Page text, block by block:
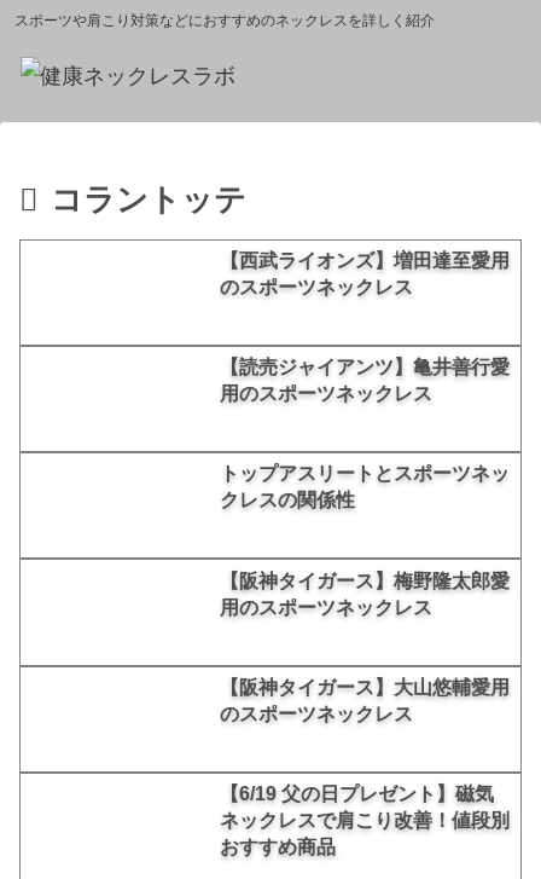
スポーツや肩こり対策などにおすすめのネックレスを詳しく紹介
コラントッテ
【西武ライオンズ】増田達至愛用
のスポーツネックレス
【読売ジャイアンツ】亀井善行愛
用のスポーツネックレス
トップアスリートとスポーツネッ
クレスの関係性
【阪神タイガース】梅野隆太郎愛
用のスポーツネックレス
【阪神タイガース】大山悠輔愛用
のスポーツネックレス
【6/19 父の日プレゼント】磁気
ネックレスで肩こり改善！値段別
おすすめ商品